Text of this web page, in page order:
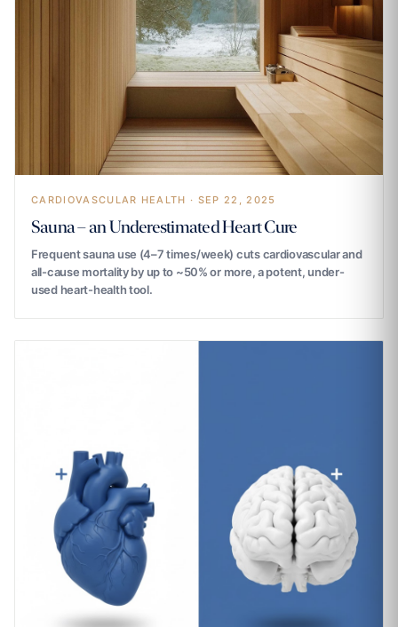
CARDIOVASCULAR HEALTH · SEP 22, 2025
Sauna – an Underestimated Heart Cure
Frequent sauna use (4–7 times/week) cuts cardiovascular and
all-cause mortality by up to ~50% or more, a potent, under-
used heart-health tool.